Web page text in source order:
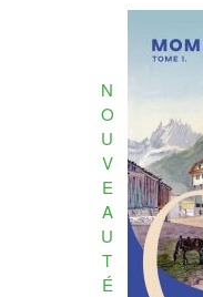
N
O
U
V
E
A
U
T
É